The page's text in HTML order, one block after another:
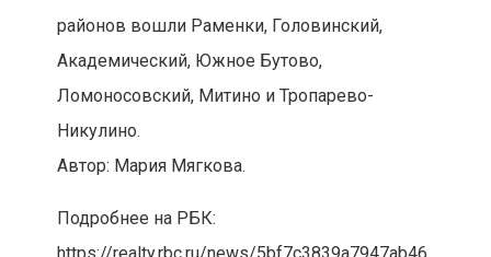
районов вошли Раменки, Головинский,
Академический, Южное Бутово,
Ломоносовский, Митино и Тропарево-
Никулино.
Автор: Мария Мягкова.
Подробнее на РБК: